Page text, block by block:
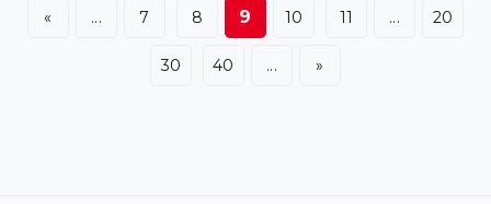
120名居民疏散至安全地方。
« ... 7 8 9 10 11 ... 20
30 40 ... »